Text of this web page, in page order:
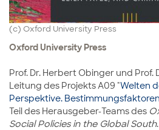
(c) Oxford University Press
Oxford University Press
Prof. Dr. Herbert Obinger und Prof.
Leitung des Projekts A09 "Welten
Perspektive.
Teil des Herausgeber-Teams des
Social Policies in the Global South